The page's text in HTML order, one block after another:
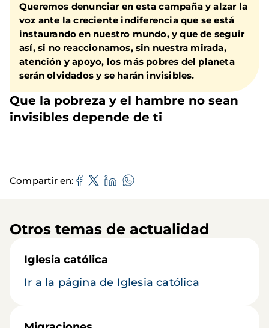
Queremos denunciar en esta campaña y alzar la
voz ante la creciente indiferencia que se está
instaurando en nuestro mundo, y que de seguir
así, si no reaccionamos, sin nuestra mirada,
atención y apoyo, los más pobres del planeta
serán olvidados y se harán invisibles.
Que la pobreza y el hambre no sean
invisibles depende de ti
Compartir en
Otros temas de actualidad
Iglesia católica
Ir a la página de Iglesia católica